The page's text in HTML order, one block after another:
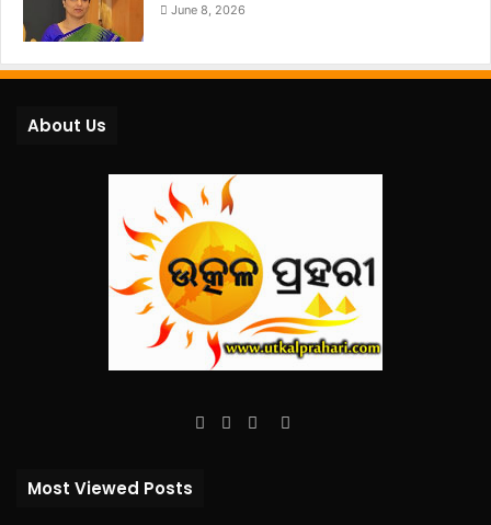
June 8, 2026
About Us
Facebook
TwitterYouTube
Instagram
Most Viewed Posts